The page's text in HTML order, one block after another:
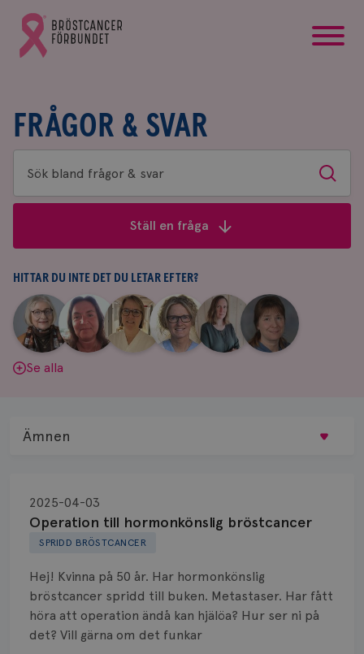
Gå
till
Bröstcancerförbundets
FRÅGOR & SVAR
Sök
bland
&
svar
Sök
Ställ en fråga
HITTAR DU INTE DET DU LETAR EFTER?
Aina
Johnsson
|
Anne
Andersson
Fredrika
Killander
|
Jeanette
Bäcklund
|
Maria
Edegran
|
Yvette
Andersson
Se alla
SPRIDD BRÖSTCANCER
Operation till hormonkönslig bröstcancer
2025-04-03
Hej! Kvinna på 50 år. Har hormonkönslig
bröstcancer spridd till buken. Metastaser. Har fått
höra att operation ändå kan hjälöa? Hur ser ni på
det? Vill gärna om det funkar
Ämnen
Biopsi
Biverkningar
Bröstvårta
Knöl